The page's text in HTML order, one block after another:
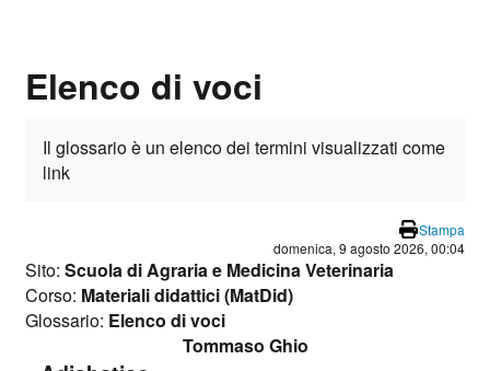
Elenco di voci
Il glossario è un elenco dei termini visualizzati come
link
Stampa
domenica, 9 agosto 2026, 00:04
Sito: Scuola di Agraria e Medicina Veterinaria
Corso: Materiali didattici (MatDid)
Glossario: Elenco di voci
Tommaso Ghio